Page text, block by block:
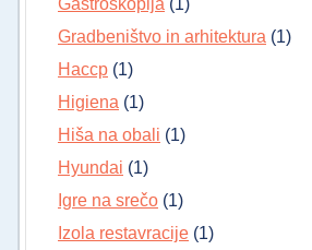
Gastroskopija (1)
Gradbeništvo in arhitektura (1)
Haccp (1)
Higiena (1)
Hiša na obali (1)
Hyundai (1)
Igre na srečo (1)
Izola restavracije (1)